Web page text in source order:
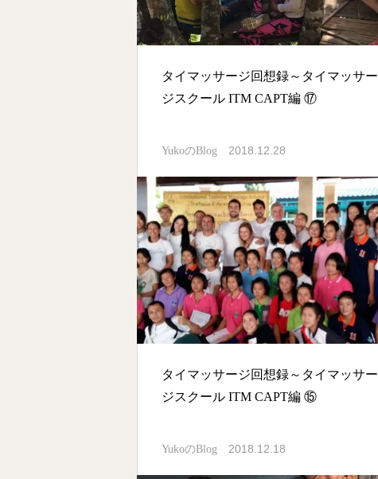
タイマッサージ回想録～タイマッサー
ジスクール ITM CAPT編 ⑰
YukoのBlog 2018.12.28
タイマッサージ回想録～タイマッサー
ジスクール ITM CAPT編 ⑮
YukoのBlog 2018.12.18